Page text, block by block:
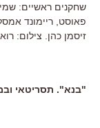
שחקנים ראשיים:
פאוסט, ריימונד
זיסמן כהן. צילום:
"בנא". תסריטאי